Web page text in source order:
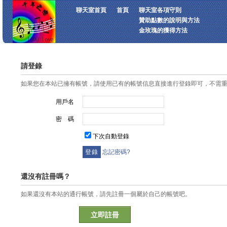
聊天室首頁 首頁
聊天室各項守則
贊助點數的說明與方法
金玫瑰的獲得方法
請登錄
如果您在本站已擁有帳號，請使用已有的帳號信息直接進行登錄即可，不需
用戶名
密 碼
下次自動登錄
忘記密碼?
還沒有註冊嗎？
如果還沒有本站的通行帳號，請先註冊一個屬於自己的帳號吧。
立即註冊